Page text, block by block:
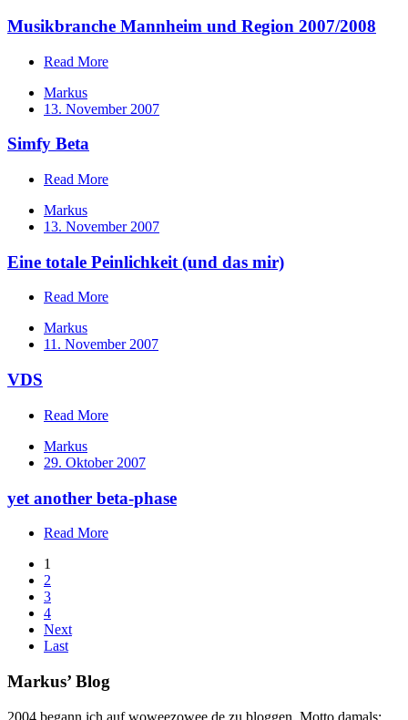
Musikbranche Mannheim und Region 2007/2008
Read More
Markus
13. November 2007
Simfy Beta
Read More
Markus
13. November 2007
Eine totale Peinlichkeit (und das mir)
Read More
Markus
11. November 2007
VDS
Read More
Markus
29. Oktober 2007
yet another beta-phase
Read More
1
2
3
4
Next
Last
Markus’ Blog
2004 begann ich auf woweezowee.de zu bloggen. Motto damals: